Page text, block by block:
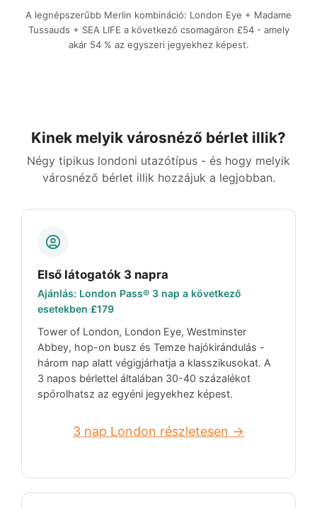
A legnépszerűbb Merlin kombináció: London Eye + Madame
Tussauds + SEA LIFE a következő csomagáron £54- amely
akár 54 % az egyszeri jegyekhez képest.
Kinek melyik városnéző bérlet illik?
Négy tipikus londoni utazótípus - és hogy melyik
városnéző bérlet illik hozzájuk a legjobban.
Első látogatók 3 napra
Ajánlás: London Pass® 3 nap a következő
esetekben £179
Tower of London, London Eye, Westminster
Abbey, hop-on busz és Temze hajókirándulás -
három nap alatt végigjárhatja a klasszikusokat. A
3 napos bérlettel általában 30-40 százalékot
spórolhatsz az egyéni jegyekhez képest.
3 nap London részletesen →